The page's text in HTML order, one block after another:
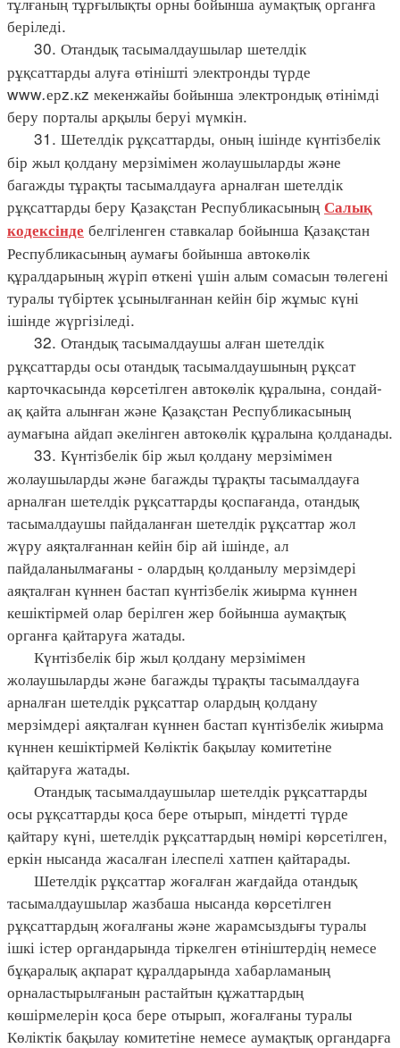
беріледі.
30. Отандық тасымалдаушылар шетелдік
рұқсаттарды алуға өтінішті электронды түрде
www.ерz.кz мекенжайы бойынша электрондық өтінімді
беру порталы арқылы беруі мүмкін.
31. Шетелдік рұқсаттарды, оның ішінде күнтізбелік
бір жыл қолдану мерзімімен жолаушыларды және
багажды тұрақты тасымалдауға арналған шетелдік
рұқсаттарды беру Қазақстан Республикасының Салық
кодексінде белгіленген ставкалар бойынша Қазақстан
Республикасының аумағы бойынша автокөлік
құралдарының жүріп өткені үшін алым сомасын төлегені
туралы түбіртек ұсынылғаннан кейін бір жұмыс күні
ішінде жүргізіледі.
32. Отандық тасымалдаушы алған шетелдік
рұқсаттарды осы отандық тасымалдаушының рұқсат
карточкасында көрсетілген автокөлік құралына, сондай-
ақ қайта алынған және Қазақстан Республикасының
аумағына айдап әкелінген автокөлік құралына қолданады.
33. Күнтізбелік бір жыл қолдану мерзімімен
жолаушыларды және багажды тұрақты тасымалдауға
арналған шетелдік рұқсаттарды қоспағанда, отандық
тасымалдаушы пайдаланған шетелдік рұқсаттар жол
жүру аяқталғаннан кейін бір ай ішінде, ал
пайдаланылмағаны - олардың қолданылу мерзімдері
аяқталған күннен бастап күнтізбелік жиырма күннен
кешіктірмей олар берілген жер бойынша аумақтық
органға қайтаруға жатады.
Күнтізбелік бір жыл қолдану мерзімімен
жолаушыларды және багажды тұрақты тасымалдауға
арналған шетелдік рұқсаттар олардың қолдану
мерзімдері аяқталған күннен бастап күнтізбелік жиырма
күннен кешіктірмей Көліктік бақылау комитетіне
қайтаруға жатады.
Отандық тасымалдаушылар шетелдік рұқсаттарды
осы рұқсаттарды қоса бере отырып, міндетті түрде
қайтару күні, шетелдік рұқсаттардың нөмірі көрсетілген,
еркін нысанда жасалған ілеспелі хатпен қайтарады.
Шетелдік рұқсаттар жоғалған жағдайда отандық
тасымалдаушылар жазбаша нысанда көрсетілген
рұқсаттардың жоғалғаны және жарамсыздығы туралы
ішкі істер органдарында тіркелген өтініштердің немесе
бұқаралық ақпарат құралдарында хабарламаның
орналастырылғанын растайтын құжаттардың
көшірмелерін қоса бере отырып, жоғалғаны туралы
Көліктік бақылау комитетіне немесе аумақтық органдарға